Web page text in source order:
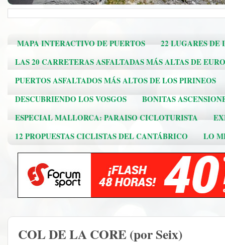
MAPA INTERACTIVO DE PUERTOS
22 LUGARES DE
LAS 20 CARRETERAS ASFALTADAS MÁS ALTAS DE
PUERTOS ASFALTADOS MÁS ALTOS DE LOS PIRINEOS
DESCUBRIENDO LOS VOSGOS
BONITAS
ESPECIAL MALLORCA: PARAISO CICLOTURISTA
12 PROPUESTAS CICLISTAS DEL CANTÁBRICO
LO
COL DE LA CORE (por Seix)